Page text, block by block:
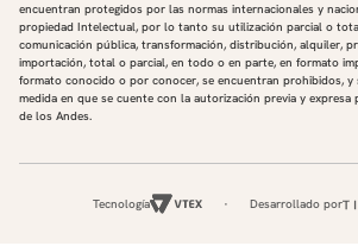
encuentran protegidos por las normas internacionales y
propiedad Intelectual, por lo tanto su utilización parcial o
comunicación pública, transformación, distribución, alquiler,
importación, total o parcial, en todo o en parte, en formato
formato conocido o por conocer, se encuentran prohibidos,
medida en que se cuente con la autorización previa y
de los Andes.
Tecnología Desarrollado por